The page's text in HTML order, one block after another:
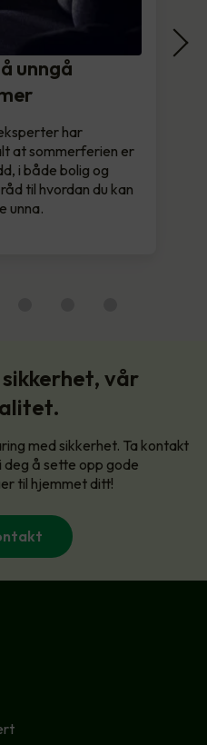
unngå
har
at sommerferien er
i både bolig og
til hvordan du kan
unna.
vår
med sikkerhet. Ta kontakt
deg å sette opp gode
til hjemmet ditt!